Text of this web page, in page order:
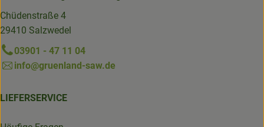
Chüdenstraße 4
29410 Salzwedel
03901 - 47 11 04
info@gruenland-saw.de
LIEFERSERVICE